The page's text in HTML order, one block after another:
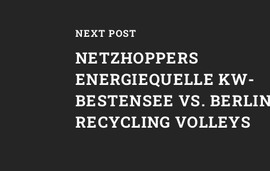
NEXT POST
NETZHOPPERS
ENERGIEQUELLE KW-
BESTENSEE VS.
RECYCLING VOLLEYS